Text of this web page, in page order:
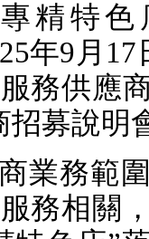
精特色
年9 月 17
務供應
招募說明
業務範
務相關